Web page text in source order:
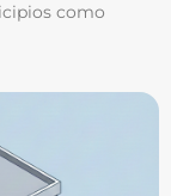
como